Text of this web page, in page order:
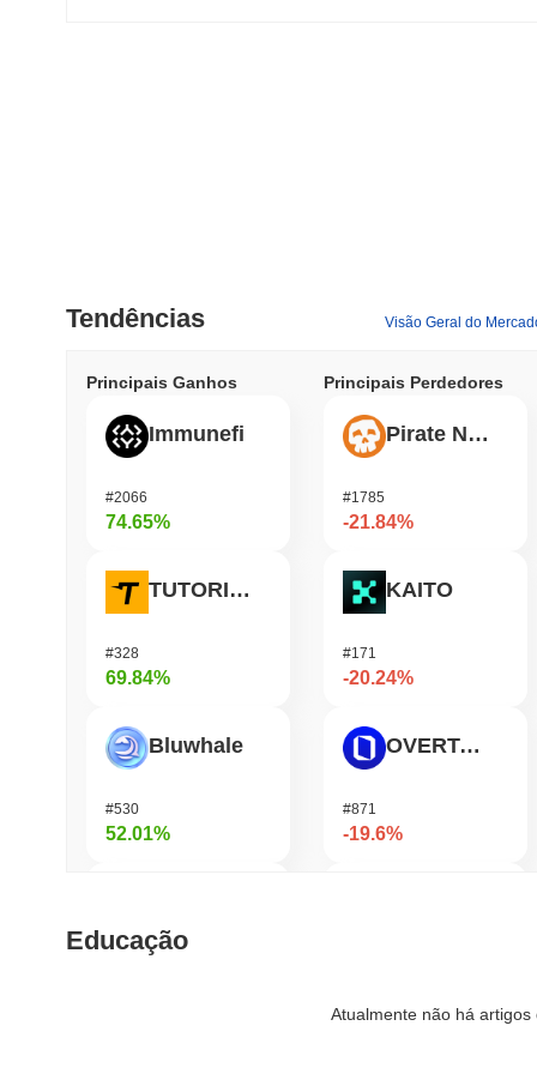
Tendências Visão Geral do
Principais Ganhos
Immunefi
#2066
74.65%
TUTORIAL
#328
69.84%
Bluwhale
#530
52.01%
Principais Perdedores
Pirate Nation Token
#1785
-21.84%
KAITO
#171
-20.24%
OVERTAKE
#871
-19.6%
Educação
Atualmente não há